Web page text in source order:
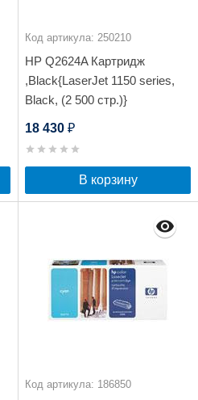
Код артикула: 250210
HP Q2624A Картридж
,Black{LaserJet 1150 series,
Black, (2 500 стр.)}
18 430 ₽
В корзину
Код артикула: 186850